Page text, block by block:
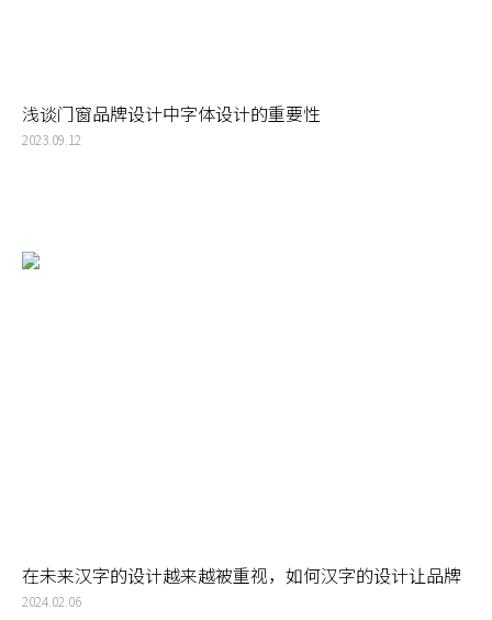
浅谈门窗品牌设计中字体设计的重要性
2023.09.12
在未来汉字的设计越来越被重视，如何汉字的设计让品牌
更具有独特性和品牌的传播力
2024.02.06